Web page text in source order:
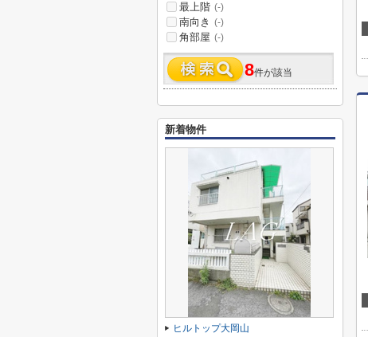
最上階 (-)
南向き (-)
角部屋 (-)
8件が該当
新着物件
ヒルトップ大岡山